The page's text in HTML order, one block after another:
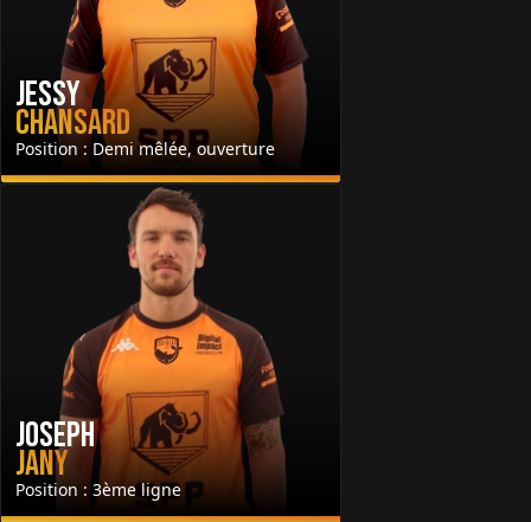
Jessy
Chansard
Position : Demi mêlée, ouverture
Joseph
Jany
Position : 3ème ligne